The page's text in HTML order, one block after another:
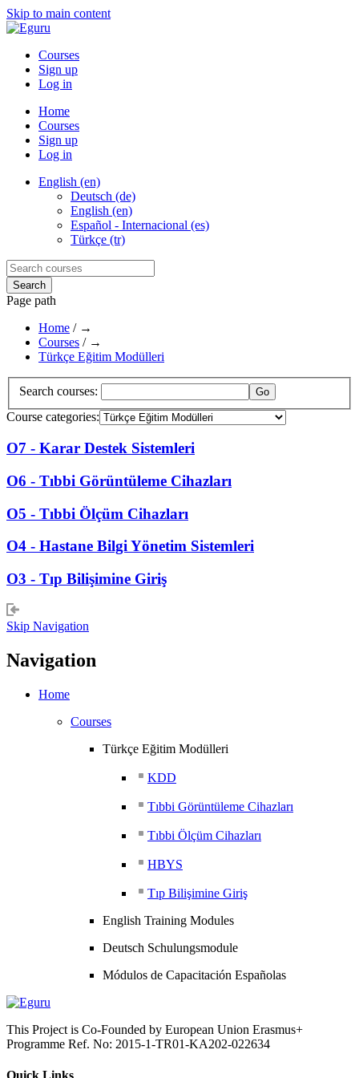
Skip to main content
Courses
Sign up
Log in
Home
Courses
Sign up
Log in
English (en)
Deutsch (de)
English (en)
Español - Internacional (es)
Türkçe (tr)
Page path
Home / →
Courses / →
Türkçe Eğitim Modülleri
Search courses:
Course categories:
O7 - Karar Destek Sistemleri
O6 - Tıbbi Görüntüleme Cihazları
O5 - Tıbbi Ölçüm Cihazları
O4 - Hastane Bilgi Yönetim Sistemleri
O3 - Tıp Bilişimine Giriş
Skip Navigation
Navigation
Home
Courses
Türkçe Eğitim Modülleri
KDD
Tıbbi Görüntüleme Cihazları
Tıbbi Ölçüm Cihazları
HBYS
Tıp Bilişimine Giriş
English Training Modules
Deutsch Schulungsmodule
Módulos de Capacitación Españolas
This Project is Co-Founded by European Union Erasmus+
Programme Ref. No: 2015-1-TR01-KA202-022634
Quick Links